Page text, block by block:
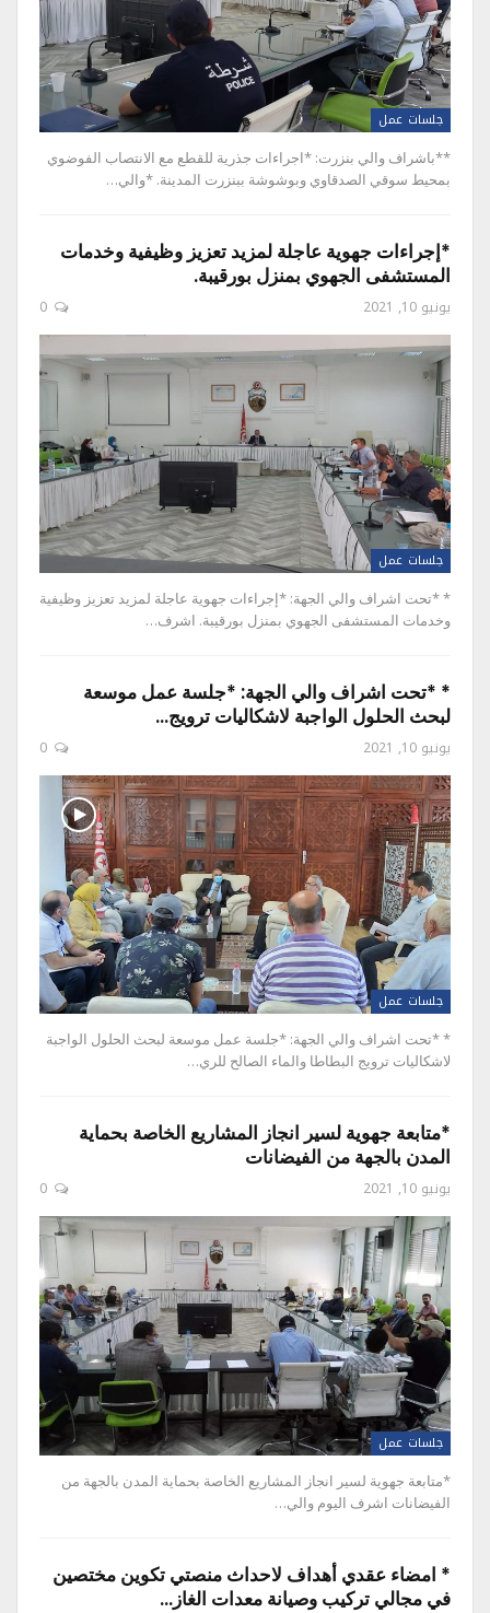
جلسات عمل
**باشراف والي بنزرت: *اجراءات جذرية للقطع مع الانتصاب الفوضوي
بمحيط سوقي الصدقاوي وبوشوشة ببنزرت المدينة. *والي…
*إجراءات جهوية عاجلة لمزيد تعزيز وظيفية وخدمات
المستشفى الجهوي بمنزل بورقيبة.
يونيو 10, 2021
جلسات عمل
* *تحت اشراف والي الجهة: *إجراءات جهوية عاجلة لمزيد تعزيز وظيفية
وخدمات المستشفى الجهوي بمنزل بورقيبة. اشرف…
* *تحت اشراف والي الجهة: *جلسة عمل موسعة
لبحث الحلول الواجبة لاشكاليات ترويج…
يونيو 10, 2021
جلسات عمل
* *تحت اشراف والي الجهة: *جلسة عمل موسعة لبحث الحلول الواجبة
لاشكاليات ترويج البطاطا والماء الصالح للري…
*متابعة جهوية لسير انجاز المشاريع الخاصة بحماية
المدن بالجهة من الفيضانات
يونيو 10, 2021
جلسات عمل
*متابعة جهوية لسير انجاز المشاريع الخاصة بحماية المدن بالجهة من
الفيضانات اشرف اليوم والي…
* امضاء عقدي أهداف لاحداث منصتي تكوين مختصين
في مجالي تركيب وصيانة معدات الغاز…